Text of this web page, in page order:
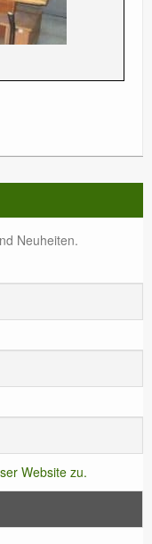
Neuheiten.
Website zu.